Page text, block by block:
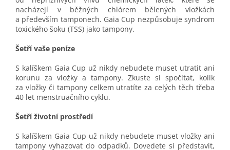
nacházejí v běžných chlórem bělených vložkách
a především tamponech. Gaia Cup nezpůsobuje syndrom
toxického šoku (TSS) jako tampony.
Šetří vaše peníze
S kalíškem Gaia Cup už nikdy nebudete muset utratit ani
korunu za vložky a tampony. Zkuste si spočítat, kolik
za vložky či tampony celkem utratíte za celých těch třeba
40 let menstruačního cyklu.
Šetří životní prostředí
S kalíškem Gaia Cup už nikdy nebudete muset vložky ani
tampony vyhazovat do odpadků. Dovedete si představit,